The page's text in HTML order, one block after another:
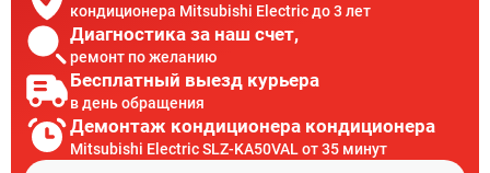
кондиционера Mitsubishi Electric до 3 лет
Диагностика за наш счет,
ремонт по желанию
Бесплатный выезд курьера
в день обращения
Демонтаж кондиционера кондиционера
Mitsubishi Electric SLZ-KA50VAL от 35 минут